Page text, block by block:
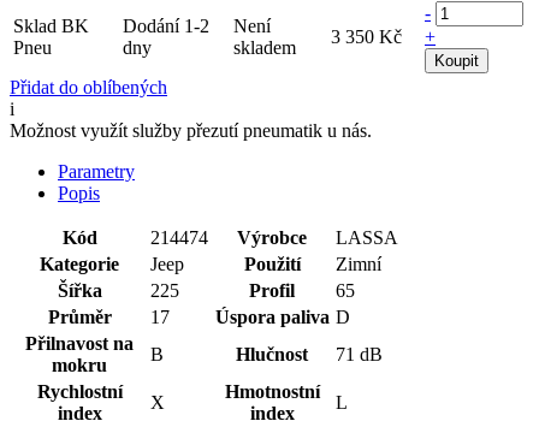
Sklad BK
Pneu
Dodání 1-2
dny
Není
skladem
3 350 Kč
-
+
Koupit
Přidat do oblíbených
i
Možnost využít služby přezutí pneumatik u nás.
Parametry
Popis
Kód 214474 Výrobce
LASSA
Kategorie
Jeep Použití
Zimní
Šířka
225 Profil
65
Průměr
17 Úspora paliva D
Přilnavost na
mokru
B Hlučnost
71 dB
Rychlostní
index
X
Hmotnostní
index
L